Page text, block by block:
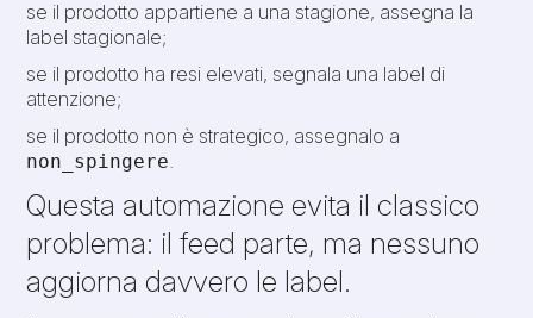
se il prodotto appartiene a una stagione, assegna la
label stagionale;
se il prodotto ha resi elevati, segnala una label di
attenzione;
se il prodotto non è strategico, assegnalo a
non_spingere
Questa automazione evita il classico
problema: il feed parte, ma nessuno
aggiorna davvero le label.